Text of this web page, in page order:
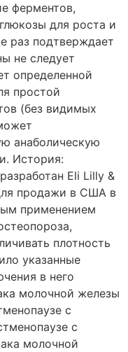
ферментов,
для роста и
раз подтверждает
не следует
определенной
простой
(без видимых
анаболическую
История:
Eli Lilly &
продажи в США в
применением
плотность
указанные
в него
молочной железы
с
с
молочной